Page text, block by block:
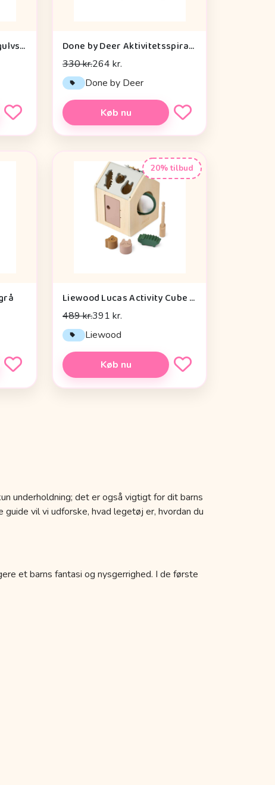
Done by Deer Aktivitetsgulvspejl - Dotti - Sand Done by Deer Aktivitetsspiral - Celebration - Blå
330 kr.264 kr.
Done by Deer
Køb nu
20% tilbud
Liewood Lucas Activity Cube - Tuscany Rose Multi Mix
489 kr.391 kr.
Liewood
Køb nu
underholdning; det er også vigtigt for dit barns
vil vi udforske, hvad legetøj er, hvordan du
et barns fantasi og nysgerrighed. I de første